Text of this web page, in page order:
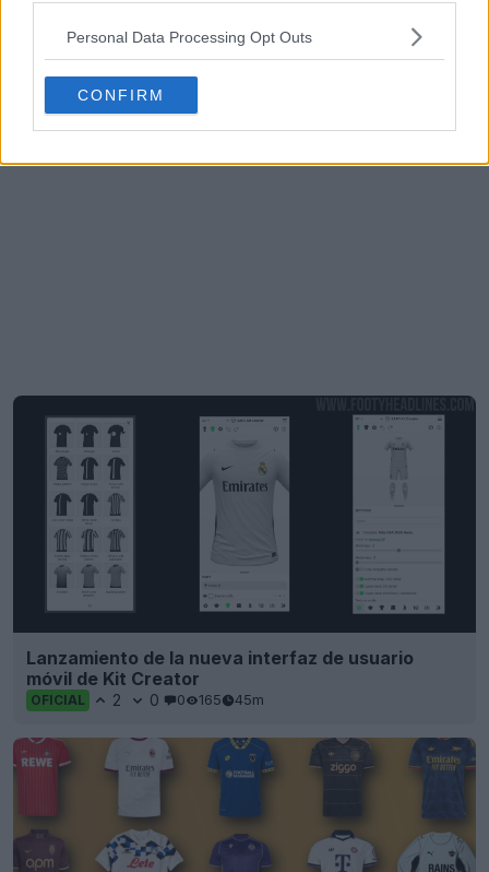
Personal Data Processing Opt Outs
CONFIRM
Lanzamiento de la nueva interfaz de usuario
móvil de Kit Creator
OFICIAL 2 0 0 165 45m